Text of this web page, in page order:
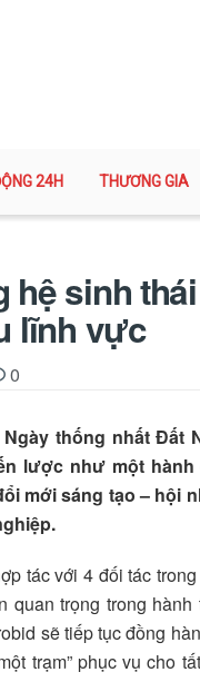
24H THƯƠNG GIA
sinh
lĩnh vực
0
thống nhất Đất
lược như một
mới sáng tạo – hội
tác với 4 đối tác
quan trọng trong
sẽ tiếp tục đồng
trạm” phục vụ cho